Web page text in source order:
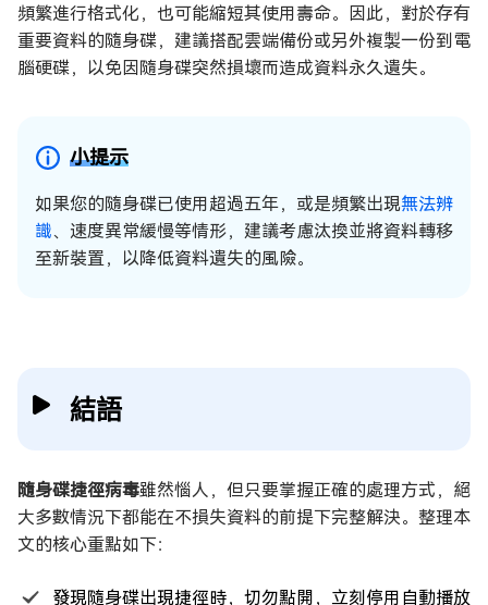
頻繁進行格式化，也可能縮短其使用壽命。因此，對於存有
重要資料的隨身碟，建議搭配雲端備份或另外複製一份到電
腦硬碟，以免因隨身碟突然損壞而造成資料永久遺失。
小提示
如果您的隨身碟已使用超過五年，或是頻繁出現無法辨
識、速度異常緩慢等情形，建議考慮汰換並將資料轉移
至新裝置，以降低資料遺失的風險。
結語
隨身碟捷徑病毒雖然惱人，但只要掌握正確的處理方式，絕
大多數情況下都能在不損失資料的前提下完整解決。整理本
文的核心重點如下：
發現隨身碟出現捷徑時，切勿點開，立刻停用自動播放